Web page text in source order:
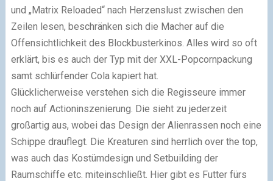
und „Matrix Reloaded“ nach Herzenslust zwischen den
Zeilen lesen, beschränken sich die Macher auf die
Offensichtlichkeit des Blockbusterkinos. Alles wird so oft
erklärt, bis es auch der Typ mit der XXL-Popcornpackung
samt schlürfender Cola kapiert hat.
Glücklicherweise verstehen sich die Regisseure immer
noch auf Actioninszenierung. Die sieht zu jederzeit
großartig aus, wobei das Design der Alienrassen noch eine
Schippe drauflegt. Die Kreaturen sind herrlich over the top,
was auch das Kostümdesign und Setbuilding der
Raumschiffe etc. miteinschließt. Hier gibt es Futter fürs